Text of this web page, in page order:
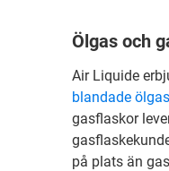
Ölgas och
Air Liquide
blandade
gasflaskor
på plats än